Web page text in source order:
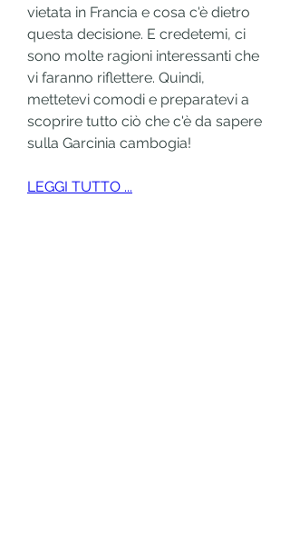
vietata in Francia e cosa c'è dietro
questa decisione. E credetemi, ci
sono molte ragioni interessanti che
vi faranno riflettere. Quindi,
mettetevi comodi e preparatevi a
scoprire tutto ciò che c'è da sapere
sulla Garcinia cambogia!
LEGGI TUTTO ...